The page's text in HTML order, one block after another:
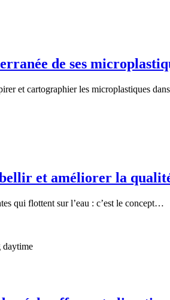
de ses
et cartographier les microplastiques
et améliorer la
qui flottent sur l’eau : c’est le concept…